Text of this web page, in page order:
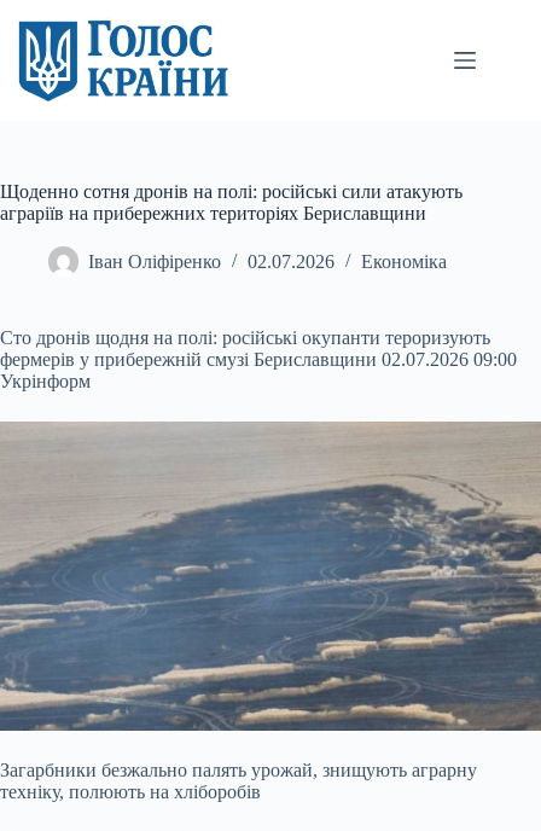
вмісту
Щоденно сотня дронів на полі: російські сили атакують
аграріїв на прибережних територіях Бериславщини
Іван Оліфіренко 02.07.2026 Економіка
Сто дронів щодня на полі: російські окупанти тероризують
фермерів у прибережній смузі Бериславщини 02.07.2026 09:00
Укрінформ
Загарбники безжально палять урожай, знищують аграрну
техніку, полюють на хліборобів